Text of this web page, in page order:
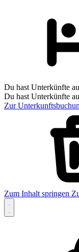
Du hast Unterkünfte
Du hast Unterkünfte
Zur
Zum Inhalt springen